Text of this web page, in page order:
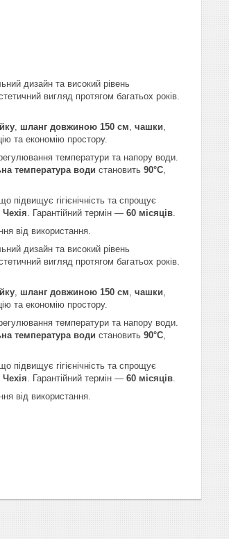
дизайн та високий рівень
вигляд протягом багатьох років.
, шланг довжиною 150 см, чашки,
та економію простору.
температури та напору води.
температура води становить 90°C,
підвищує гігієнічність та спрощує
Чехія. Гарантійний термін — 60 місяців.
від використання.
дизайн та високий рівень
вигляд протягом багатьох років.
, шланг довжиною 150 см, чашки,
та економію простору.
температури та напору води.
температура води становить 90°C,
підвищує гігієнічність та спрощує
Чехія. Гарантійний термін — 60 місяців.
від використання.